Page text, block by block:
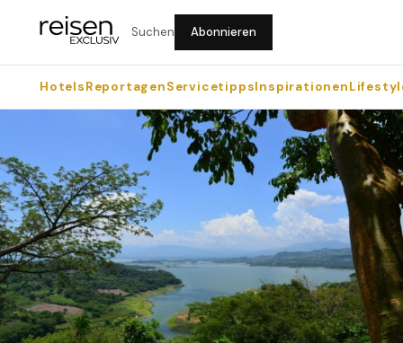
Suchen Abonnieren
HotelsReportagenServicetippsInspirationen